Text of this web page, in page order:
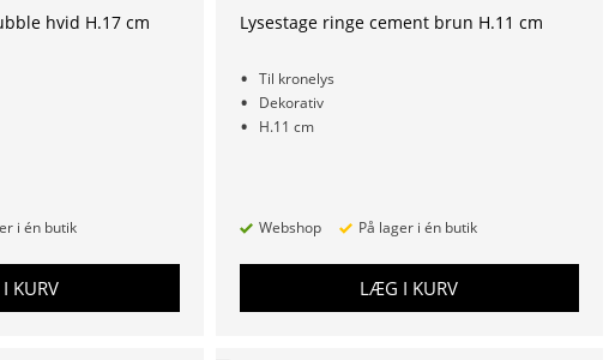
hvid H.17 cm
i én butik
KURV
Lysestage ringe cement brun H.11 cm
Til kronelys
Dekorativ
H.11 cm
Webshop På lager i én butik
LÆG I KURV